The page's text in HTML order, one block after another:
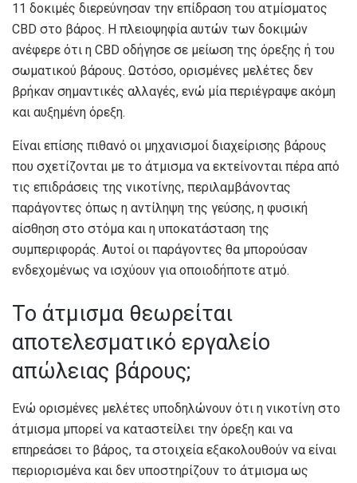
11 δοκιμές διερεύνησαν την επίδραση του ατμίσματος
CBD στο βάρος. Η πλειοψηφία αυτών των δοκιμών
ανέφερε ότι η CBD οδήγησε σε μείωση της όρεξης ή του
σωματικού βάρους. Ωστόσο, ορισμένες μελέτες δεν
βρήκαν σημαντικές αλλαγές, ενώ μία περιέγραψε ακόμη
και αυξημένη όρεξη.
Είναι επίσης πιθανό οι μηχανισμοί διαχείρισης βάρους
που σχετίζονται με το άτμισμα να εκτείνονται πέρα ​​από
τις επιδράσεις της νικοτίνης, περιλαμβάνοντας
παράγοντες όπως η αντίληψη της γεύσης, η φυσική
αίσθηση στο στόμα και η υποκατάσταση της
συμπεριφοράς. Αυτοί οι παράγοντες θα μπορούσαν
ενδεχομένως να ισχύουν για οποιοδήποτε ατμό.
Το άτμισμα θεωρείται
αποτελεσματικό εργαλείο
απώλειας βάρους;
Ενώ ορισμένες μελέτες υποδηλώνουν ότι η νικοτίνη στο
άτμισμα μπορεί να καταστείλει την όρεξη και να
επηρεάσει το βάρος, τα στοιχεία εξακολουθούν να είναι
περιορισμένα και δεν υποστηρίζουν το άτμισμα ως